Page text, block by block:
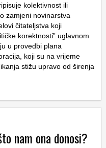
kolektivnost ili
zamjeni novinarstva
čitateljstva koji
korektnosti” uglavnom
u provedbi plana
koji su na vrijeme
stižu upravo od širenja
nam ona donosi?